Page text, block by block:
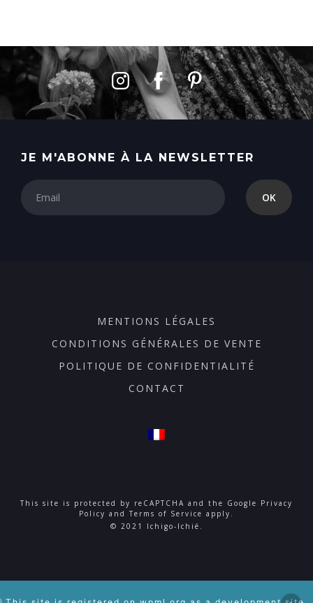
Voir Le Panier Commander
JE M'ABONNE À LA NEWSLETTER
MENTIONS LÉGALES
CONDITIONS GÉNÉRALES DE VENTE
POLITIQUE DE CONFIDENTIALITÉ
CONTACT
This site is protected by reCAPTCHA and the Google Privacy
Policy and Terms of Service apply.
© 2021 Ichigo-Ichié.